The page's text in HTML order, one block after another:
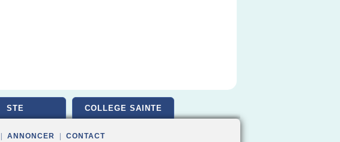
STE COLLEGE SAINTE
ANNONCER CONTACT